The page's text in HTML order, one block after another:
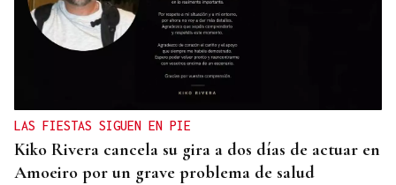
LAS FIESTAS SIGUEN EN PIE
Kiko Rivera cancela su gira a dos días de actuar en
Amoeiro por un grave problema de salud